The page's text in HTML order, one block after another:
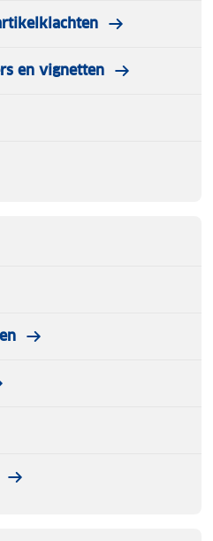
en vignetten